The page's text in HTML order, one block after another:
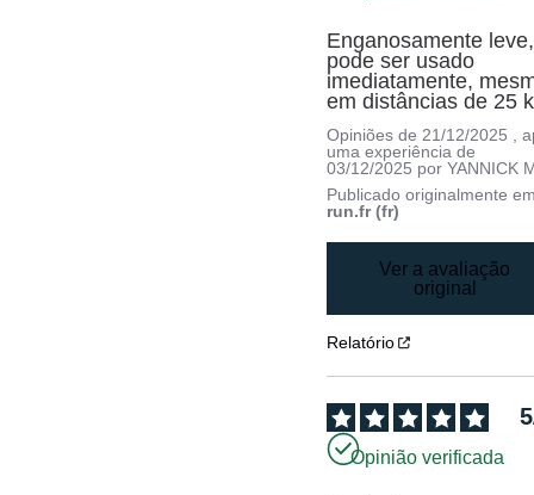
Enganosamente leve,
pode ser usado
imediatamente,
em distâncias de 25
Opiniões de 21/12/2025
,
uma experiência de
03/12/2025 porYANNICK
Publicado originalmente
run.fr (fr)
Ver a avaliação
original
Relatório
5
Opinião verificada